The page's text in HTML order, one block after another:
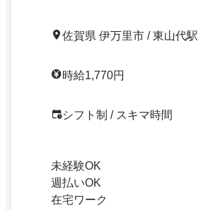
佐賀県 伊万里市 / 東山代駅
時給1,770円
シフト制 / スキマ時間
未経験OK
週払いOK
在宅ワーク